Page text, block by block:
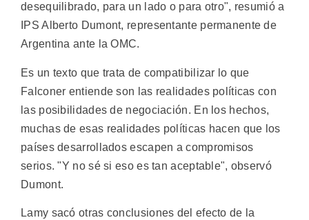
desequilibrado, para un lado o para otro", resumió a
IPS Alberto Dumont, representante permanente de
Argentina ante la OMC.
Es un texto que trata de compatibilizar lo que
Falconer entiende son las realidades políticas con
las posibilidades de negociación. En los hechos,
muchas de esas realidades políticas hacen que los
países desarrollados escapen a compromisos
serios. "Y no sé si eso es tan aceptable", observó
Dumont.
Lamy sacó otras conclusiones del efecto de la